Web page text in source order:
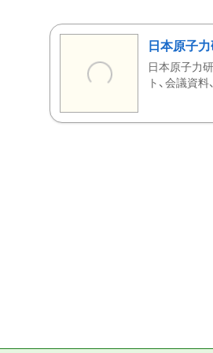
日本原子
日本原子力
ト、会議資